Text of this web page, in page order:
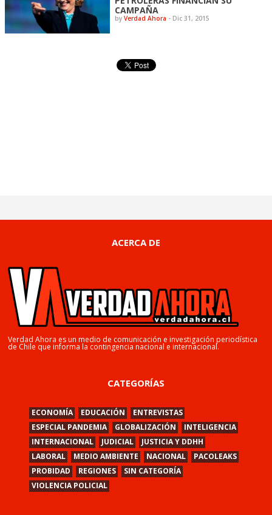
CAMPAÑA
byVerdad Ahora - Dic 31, 2015
ACERCA DE
Verdad Ahora es un medio de comunicación e investigación periodística
de Chile que informa la contingencia nacional e internacional.
CATEGORÍAS
ECONOMÍA EDUCACIÓN
ENTREVISTAS
ESPECIAL PANDEMIA
GLOBALIZACIÓN
INTELIGENCIA
INTERNACIONAL
JUDICIAL
JUSTICIA Y DDHH
LABORAL
MEDIO AMBIENTE NACIONAL
PACOLEAKS
PROBIDAD
REGIONES
SIN CATEGORÍA
VIOLENCIA POLICIAL